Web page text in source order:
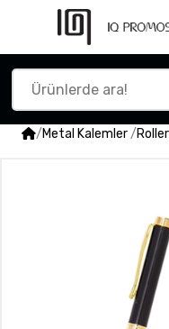
/Metal Kalemler/